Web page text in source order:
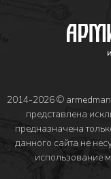
2014-2026 ©
представлена
предназначена
данного сайта не
использование